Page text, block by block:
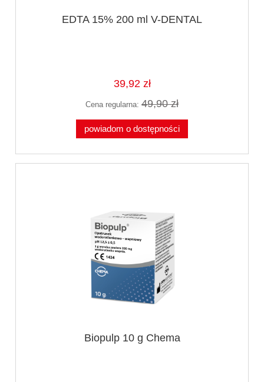
EDTA 15% 200 ml V-DENTAL
39,92 zł
Cena regularna: 49,90 zł
powiadom o dostępności
Biopulp 10 g Chema